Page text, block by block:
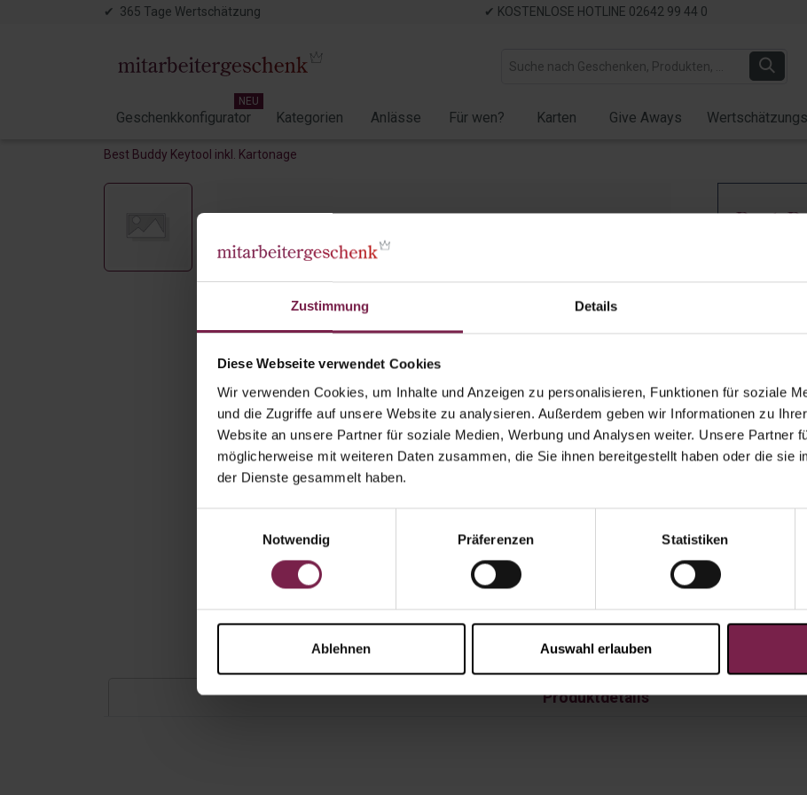
Zustimmung Details
Diese Webseite verwendet Cookies
Wir verwenden Cookies, um Inhalte und Anzeigen zu personalisieren, Funktionen für soziale
und die Zugriffe auf unsere Website zu analysieren. Außerdem geben wir Informationen zu
Website an unsere Partner für soziale Medien, Werbung und Analysen weiter. Unsere Partner
möglicherweise mit weiteren Daten zusammen, die Sie ihnen bereitgestellt haben oder die sie
der Dienste gesammelt haben.
Notwendig
Präferenzen Statistiken
Ablehnen Auswahl erlauben
✔ 365 Tage Wertschätzung ✔ KOSTENLOSE HOTLINE 02642 99 44 0
Geschenkkonfigurator
NEU
Kategorien Anlässe Für wen? Karten Give Aways
Best Buddy Keytool inkl. Kartonage
Best
inkl.
Artikel-Nr.:
Add
Produktdetails